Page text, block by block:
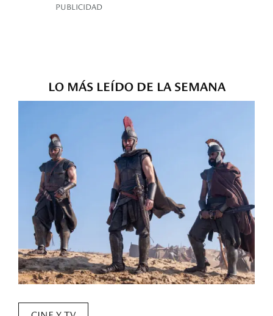
PUBLICIDAD
LO MÁS LEÍDO DE LA SEMANA